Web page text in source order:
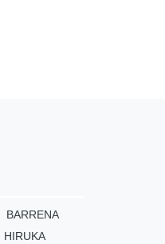
BARRENA
HIRUKA